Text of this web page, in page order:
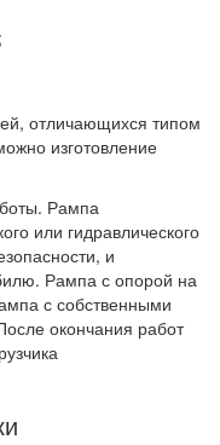
отличающихся типом
изготовление
Рампа
или гидравлического
и
Рампа с опорой на
с собственными
окончания работ